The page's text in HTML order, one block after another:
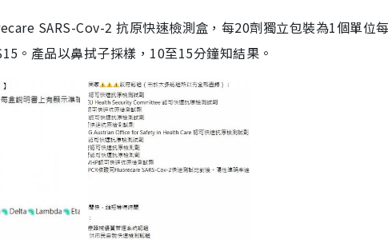
SARS-Cov-2 抗原快速檢測盒，每20劑獨立包裝為1個單位
。產品以鼻拭子採樣，10至15分鐘知結果。